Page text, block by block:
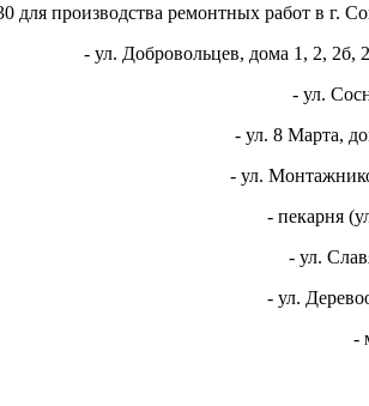
для производства ремонтных работ в г.
- ул. Добровольцев, дома 1, 2, 2б,
- ул.
- ул. 8 Марта,
- ул.
- пекарня
- ул.
- ул.
-